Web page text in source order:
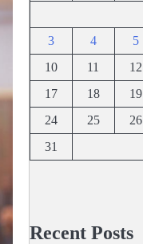
3
4 5
10
11 12
17
18 19
24
25 26
31
Recent Posts